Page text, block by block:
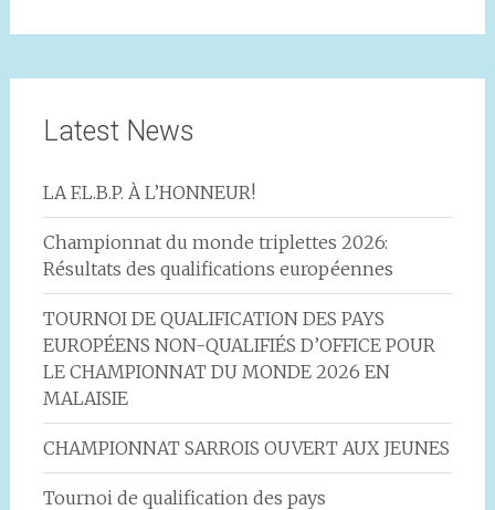
Latest News
LA F.L.B.P. À L’HONNEUR!
Championnat du monde triplettes 2026:
Résultats des qualifications européennes
TOURNOI DE QUALIFICATION DES PAYS
EUROPÉENS NON-QUALIFIÉS D’OFFICE POUR
LE CHAMPIONNAT DU MONDE 2026 EN
MALAISIE
CHAMPIONNAT SARROIS OUVERT AUX JEUNES
Tournoi de qualification des pays